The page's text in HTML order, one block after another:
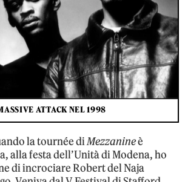
ATTACK NEL 1998
la tournée diMezzanineè
alla festa dell’Unità di Modena, ho
di incrociare Robert del Naja